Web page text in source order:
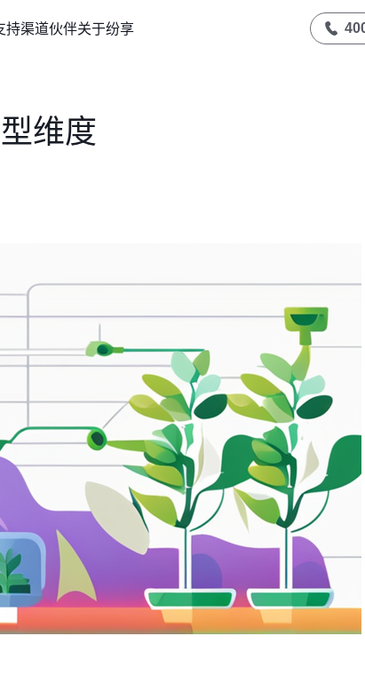
持渠道伙伴关于纷享
维度